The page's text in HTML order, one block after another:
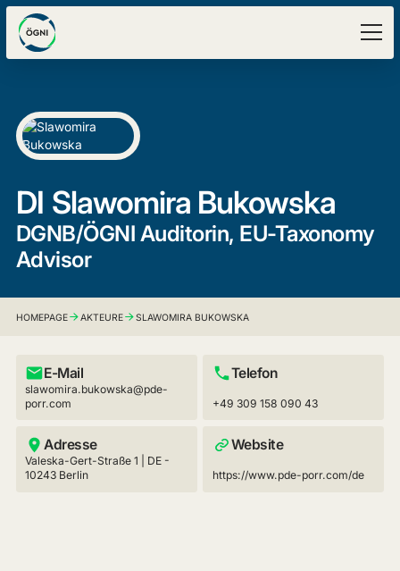
DI Slawomira Bukowska
DGNB/ÖGNI Auditorin, EU-Taxonomy
Advisor
HOMEPAGE AKTEURE SLAWOMIRA BUKOWSKA
E-Mail
slawomira.bukowska@pde-
porr.com
Telefon
+49 309 158 090 43
Adresse
Valeska-Gert-Straße 1 | DE -
10243 Berlin
Website
https://www.pde-porr.com/de